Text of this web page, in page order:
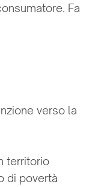
Fa
verso la
territorio
di povertà